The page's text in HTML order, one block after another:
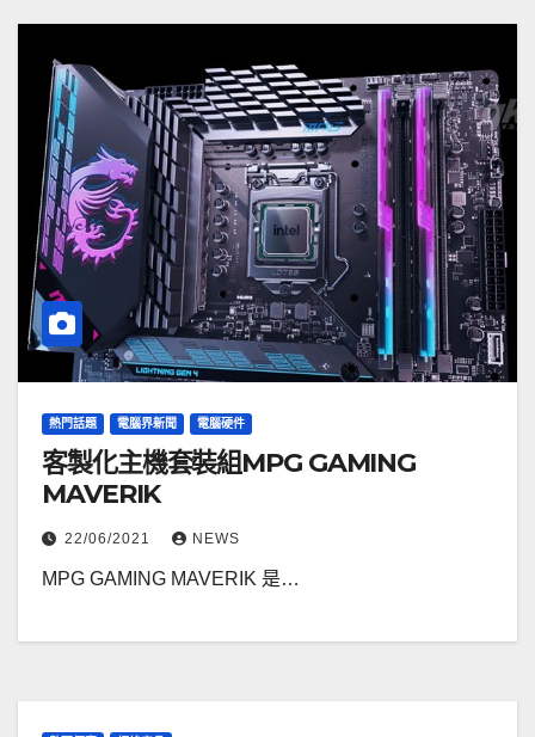
熱門話題 電腦界新聞 電腦硬件
客製化主機套裝組MPG GAMING
MAVERIK
22/06/2021 NEWS
MPG GAMING MAVERIK 是…